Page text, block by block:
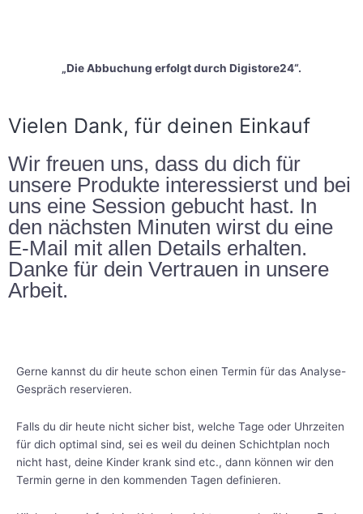
„Die Abbuchung erfolgt durch Digistore24“.
Vielen Dank, für deinen Einkauf
Wir freuen uns, dass du dich für
unsere Produkte interessierst und bei
uns eine Session gebucht hast. In
den nächsten Minuten wirst du eine
E-Mail mit allen Details erhalten.
Danke für dein Vertrauen in unsere
Arbeit.
Gerne kannst du dir heute schon einen Termin für das Analyse-
Gespräch reservieren.
Falls du dir heute nicht sicher bist, welche Tage oder Uhrzeiten
für dich optimal sind, sei es weil du deinen Schichtplan noch
nicht hast, deine Kinder krank sind etc., dann können wir den
Termin gerne in den kommenden Tagen definieren.